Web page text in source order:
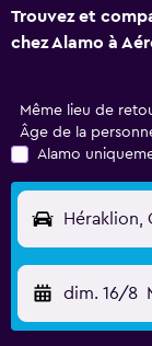
Trouvez et
chez Alamo à
Même lieu de
Âge de la
Alamo
dim. 16/8